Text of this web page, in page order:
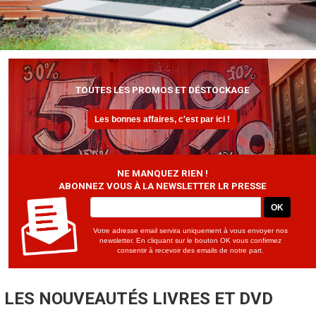
TOUTES LES PROMOS ET DÉSTOCKAGE
Les bonnes affaires, c'est par ici !
NE MANQUEZ RIEN !
ABONNEZ VOUS À LA NEWSLETTER LR PRESSE
OK
Votre adresse email servira uniquement à vous envoyer nos
newsletter. En cliquant sur le bouton OK vous confirmez
consentir à recevoir des emails de notre part.
LES NOUVEAUTÉS LIVRES ET DVD